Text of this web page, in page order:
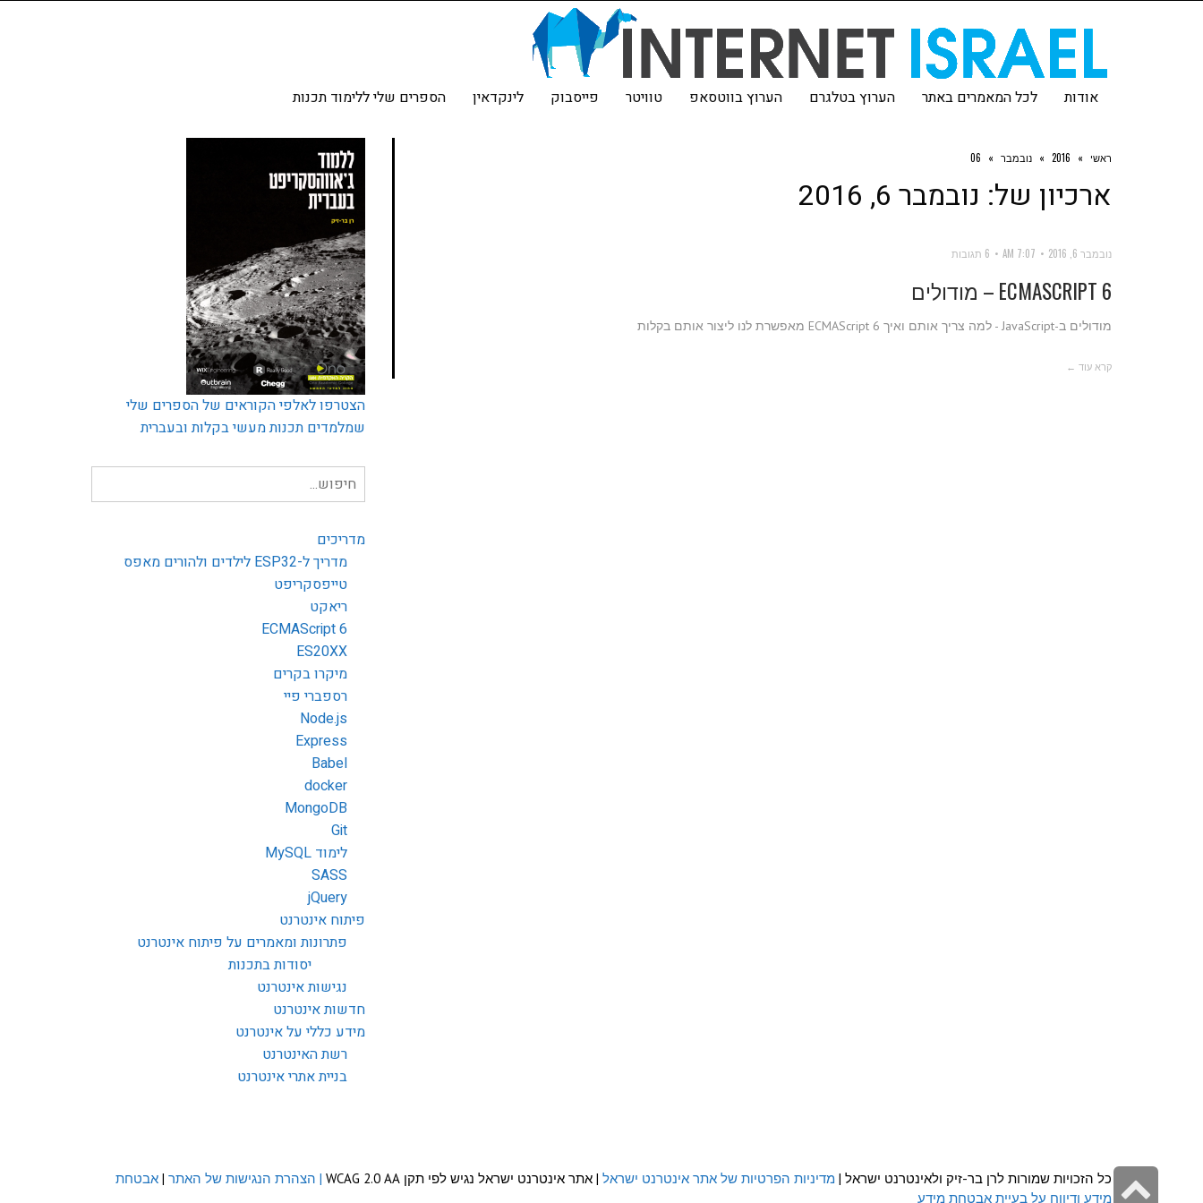
אודות לכל המאמרים באתר הערוץ בטלגרם הערוץ בווטסאפ טוויטר פייסבוק לינקדאין הספרים שלי ללימוד תכנות
ראשי »
2016
» נובמבר »
06
ארכיון של: נובמבר 6, 2016
נובמבר 6, 2016 7:07 AM 6 תגובות
ECMASCRIPT 6 – מודולים
מודולים ב-JavaScript - למה צריך אותם ואיך ECMAScript 6 מאפשרת לנו ליצור אותם בקלות
קרא עוד ←
הצטרפו לאלפי הקוראים של הספרים שלי
שמלמדים תכנות מעשי בקלות ובעברית
חיפוש
עבור:
מדריכים
מדריך ל-ESP32 לילדים ולהורים מאפס
טייפסקריפט
ריאקט
ECMAScript 6
ES20XX
מיקרו בקרים
רספברי פיי
Node.js
Express
Babel
docker
MongoDB
Git
לימוד MySQL
SASS
jQuery
פיתוח אינטרנט
פתרונות ומאמרים על פיתוח אינטרנט
יסודות בתכנות
נגישות אינטרנט
חדשות אינטרנט
מידע כללי על אינטרנט
רשת האינטרנט
בניית אתרי אינטרנט
כל הזכויות שמורות לרן בר-זיק ולאינטרנט ישראל | מדיניות הפרטיות של אתר אינטרנט ישראל | אתר אינטרנט ישראל נגיש לפי תקן WCAG 2.0 AA | הצהרת הנגישות של האתר | אבטחת
מידע ודיווח על בעיית אבטחת מידע
גלילה